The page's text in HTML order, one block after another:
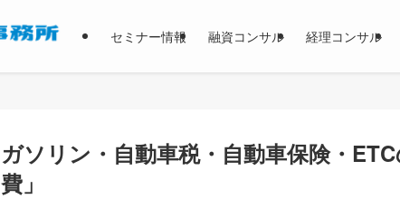
セミナー情報 融資コンサル 経理コンサル
ガソリン・自動車税・自動車保険・
費」